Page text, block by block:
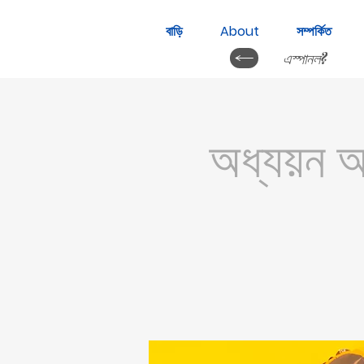
বাড়ি About সম্পর্কিত
এস্পানল?
অধ্যয়ন